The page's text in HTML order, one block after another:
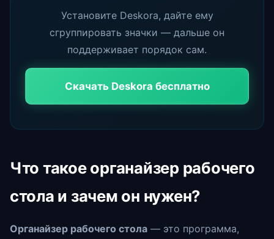
Установите Deskora, дайте ему
сгруппировать значки — дальше он
поддерживает порядок сам.
Скачать Deskora бесплатно
Что такое органайзер рабочего
стола и зачем он нужен?
Органайзер рабочего стола — это программа,